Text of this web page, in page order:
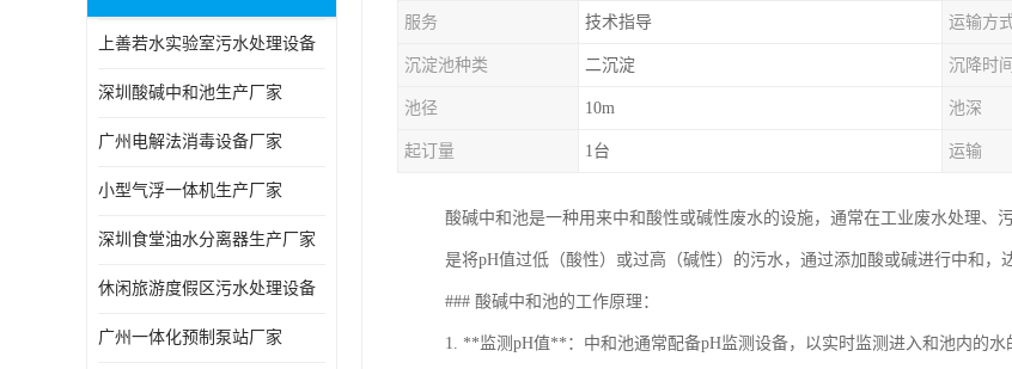
上善若水实验室污水处理设备
深圳酸碱中和池生产厂家
广州电解法消毒设备厂家
小型气浮一体机生产厂家
深圳食堂油水分离器生产厂家
休闲旅游度假区污水处理设备
广州一体化预制泵站厂家
服务 技术指导 运输方
沉淀池种类 二沉淀 沉降时间
池径 10m 池深
起订量 1台 运输
酸碱中和池是一种用来中和酸性或碱性废水的设施，通常在工业废水处理、
是将pH值过低（酸性）或过高（碱性）的污水，通过添加酸或碱进行中和，
### 酸碱中和池的工作原理：
1. **监测pH值**：中和池通常配备pH监测设备，以实时监测进入和池内的水